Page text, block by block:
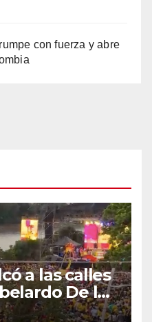
con fuerza y abre
a las calles
De la